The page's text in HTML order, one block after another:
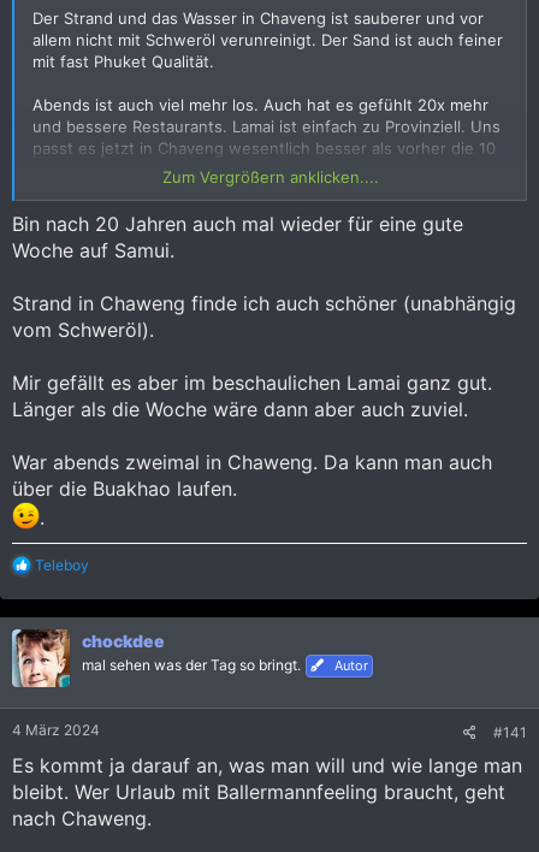
Der Strand und das Wasser in Chaveng ist sauberer und vor
allem nicht mit Schweröl verunreinigt. Der Sand ist auch feiner
mit fast Phuket Qualität.
Abends ist auch viel mehr los. Auch hat es gefühlt 20x mehr
und bessere Restaurants. Lamai ist einfach zu Provinziell. Uns
passt es jetzt in Chaveng wesentlich besser als vorher die 10
Nach etwa 15 Jahren wollten wir Samui wieder einmal eine
Chance geben. Lamai bekommt keine 3. Chance. Chaveng wird
sich noch zeigen...
Zum Vergrößern anklicken....
Bin nach 20 Jahren auch mal wieder für eine gute
Woche auf Samui.
Strand in Chaweng finde ich auch schöner (unabhängig
vom Schweröl).
Mir gefällt es aber im beschaulichen Lamai ganz gut.
Länger als die Woche wäre dann aber auch zuviel.
War abends zweimal in Chaweng. Da kann man auch
über die Buakhao laufen.
.
R
a
k
t
i
o
n
Teleboy
chockdee
mal sehen was der Tag so bringt. Autor
4 März 2024 #141
Es kommt ja darauf an, was man will und wie lange man
bleibt. Wer Urlaub mit Ballermannfeeling braucht, geht
nach Chaweng.